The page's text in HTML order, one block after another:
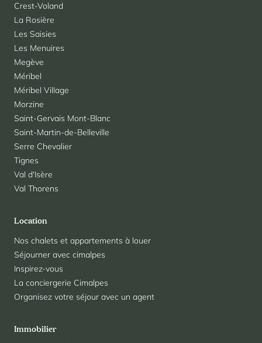
Crest-Voland
La Rosière
Les Saisies
Les Menuires
Megève
Méribel
Méribel Village
Morzine
Saint-Gervais Mont-Blanc
Saint-Martin-de-Belleville
Serre Chevalier
Tignes
Val d'Isère
Val Thorens
Location
Nos chalets et appartements à louer
Séjourner avec cimalpes
Inspirez-vous
La conciergerie Cimalpes
Organisez votre séjour avec un agent
Immobilier